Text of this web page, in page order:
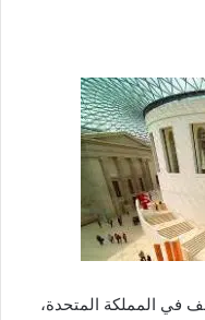
في المملكة المتحدة،